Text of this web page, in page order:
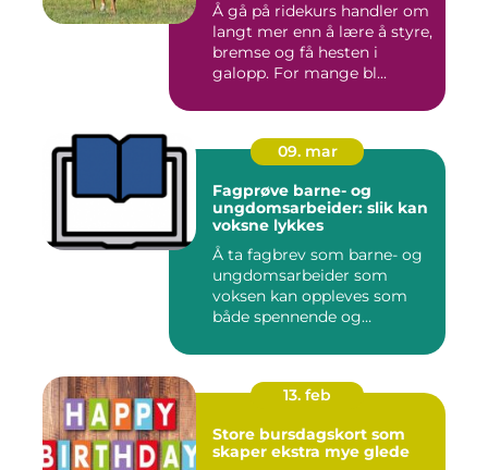
Å gå på ridekurs handler om
langt mer enn å lære å styre,
bremse og få hesten i
galopp. For mange bl...
09. mar
Fagprøve barne- og
ungdomsarbeider: slik kan
voksne lykkes
Å ta fagbrev som barne- og
ungdomsarbeider som
voksen kan oppleves som
både spennende og
13. feb
Store bursdagskort som
skaper ekstra mye glede